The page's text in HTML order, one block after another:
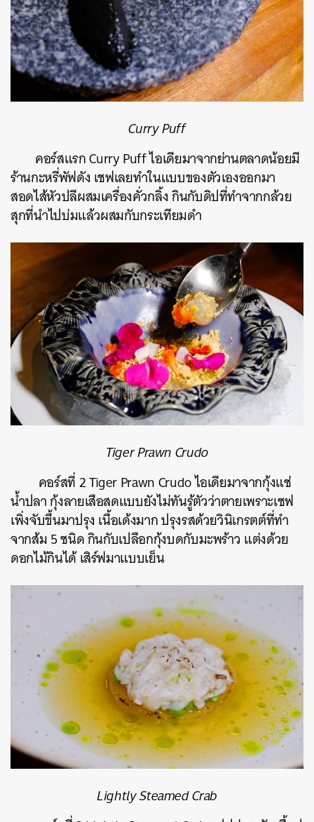
Curry Puff
คอร์สแรก Curry Puff ไอเดียมาจากย่านตลาดน้อยมี
ร้านกะหรี่พัฟดัง เชฟเลยทำในแบบของตัวเองออกมา
สอดไส้หัวปลีผสมเครื่องคั่วกลิ้ง กินกับดิปที่ทำจากกล้วย
สุกที่นำไปบ่มแล้วผสมกับกระเทียมดำ
Tiger Prawn Crudo
คอร์สที่ 2 Tiger Prawn Crudo ไอเดียมาจากกุ้งแช่
น้ำปลา กุ้งลายเสือสดแบบยังไม่ทันรู้ตัวว่าตายเพราะเชฟ
เพิ่งจับขึ้นมาปรุง เนื้อเด้งมาก ปรุงรสด้วยวินิเกรตต์ที่ทำ
จากส้ม 5 ชนิด กินกับเปลือกกุ้งบดกับมะพร้าว แต่งด้วย
ดอกไม้กินได้ เสิร์ฟมาแบบเย็น
Lightly Steamed Crab
ค้นหา
SHARE TWEET LINE EMAIL